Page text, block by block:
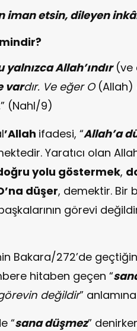
iman etsin, dileyen
Allah’ındır(ve
vardır. Ve eğer O (Allah)
” (Nahl/9)
’Allah ifadesi, “Allah’a
Yaratıcı olan
yolu göstermek,
düşer, demektir. Bir
görevi
Bakara/272’de
hitaben geçen “
değildir”
“sana düşmez”